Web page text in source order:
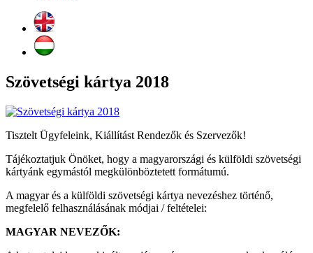
Szövetségi kártya 2018
Tisztelt Ügyfeleink, Kiállítást Rendezők és Szervezők!
Tájékoztatjuk Önöket, hogy a magyarországi és külföldi szövetségi
kártyánk egymástól megkülönböztetett formátumú.
A magyar és a külföldi szövetségi kártya nevezéshez történő,
megfelelő felhasználásának módjai / feltételei:
MAGYAR NEVEZŐK: